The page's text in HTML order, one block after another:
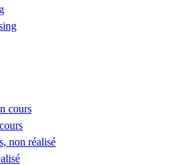
cours
non réalisé